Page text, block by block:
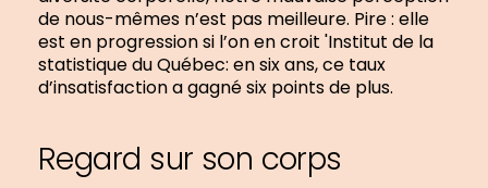
de nous-mêmes n’est pas meilleure. Pire : elle
est en progression si l’on en croit 'Institut de la
statistique du Québec: en six ans, ce taux
d’insatisfaction a gagné six points de plus.
Regard sur son corps